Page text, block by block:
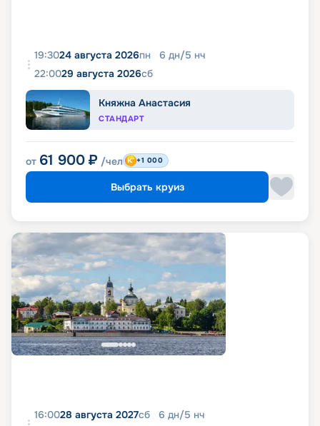
19:3024 августа 2026пн 6 дн/5 нч
22:0029 августа 2026сб
Княжна Анастасия
СТАНДАРТ
от 61 900 ₽ /чел +1 000
Выбрать круиз
16:0028 августа 2027сб 6 дн/5 нч